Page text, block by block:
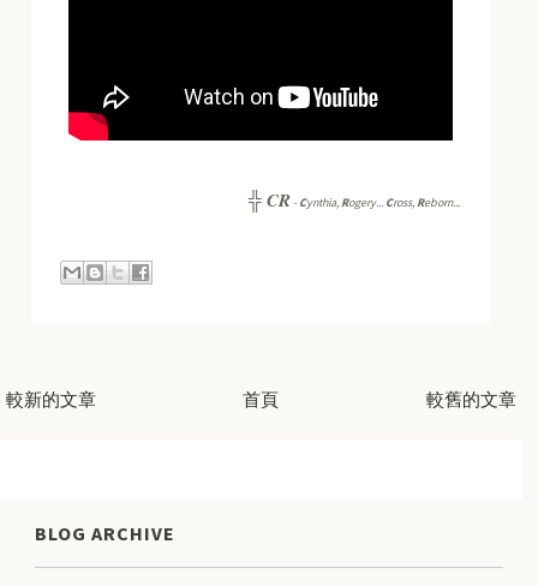
╬CR -Cynthia, Rogery... Cross, Reborn...
較新的文章 較舊的文章
首頁
BLOG ARCHIVE